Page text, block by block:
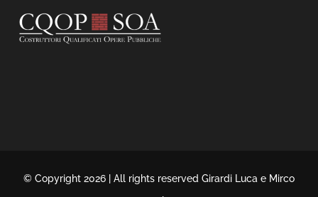
© Copyright 2026 | All rights reserved Girardi Luca e Mirco